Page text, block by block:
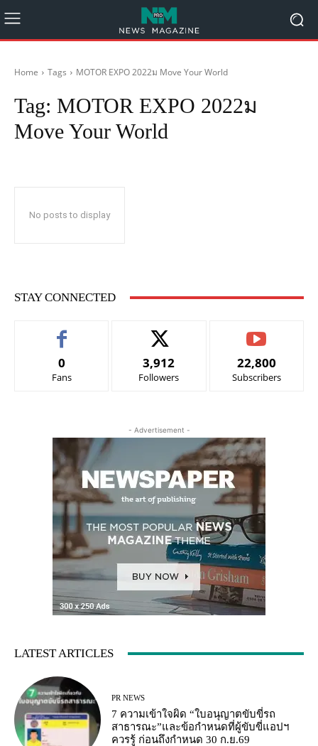
Home Tags MOTOR EXPO 2022ม Move Your World
Tag: MOTOR EXPO 2022ม
Move Your World
No posts to display
STAY CONNECTED
0
Fans
3,912
Followers
22,800
Subscribers
- Advertisement -
LATEST ARTICLES
PR NEWS
7 ความเข้าใจผิด “ใบอนุญาตขับขี่รถ
สาธารณะ”และข้อกำหนดที่ผู้ขับขี่แอปฯ
ควรรู้ ก่อนถึงกำหนด 30 ก.ย.69